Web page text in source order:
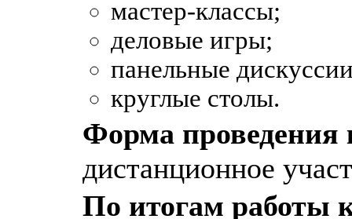
мастер-классы;
деловые игры;
панельные
круглые столы.
Форма проведения
дистанционное
По итогам работы